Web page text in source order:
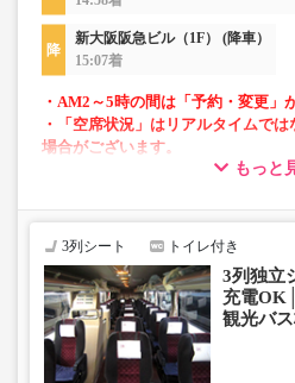
新大阪阪急ビル（1F） (降車）
15:07着
・AM2～5時の間は「予約・変更」
・「空席状況」はリアルタイムで
場合がございます。
いません。
もっと
3列シート トイレ付き
3列独立
充電
観光バ